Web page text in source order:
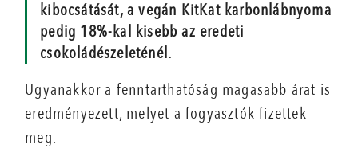
kibocsátását, a vegán KitKat karbonlábnyoma
pedig 18%-kal kisebb az eredeti
csokoládészeleténél.
Ugyanakkor a fenntarthatóság magasabb árat is
eredményezett, melyet a fogyasztók fizettek
meg.